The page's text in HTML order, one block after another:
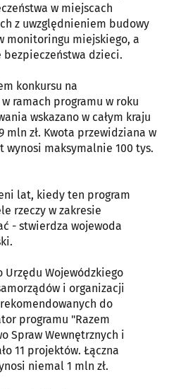
w miejscach
z uwzględnieniem budowy
monitoringu miejskiego, a
bezpieczeństwa dzieci.
konkursu na
ramach programu w roku
wskazano w całym kraju
mln zł. Kwota przewidziana w
maksymalnie 100 tys.
lat, kiedy ten program
rzeczy w zakresie
- stwierdza wojewoda
Urzędu Wojewódzkiego
i organizacji
do
programu "Razem
Spraw Wewnętrznych i
11 projektów. Łączna
niemal 1 mln zł.